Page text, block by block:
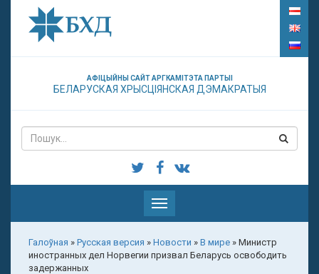
АФІЦЫЙНЫ САЙТ АРГКАМІТЭТА ПАРТЫІ
БЕЛАРУСКАЯ ХРЫСЦІЯНСКАЯ ДЭМАКРАТЫЯ
Паказаць
меню
Галоўная » Русская версия » Новости » В мире » Министр
иностранных дел Норвегии призвал Беларусь освободить
задержанных